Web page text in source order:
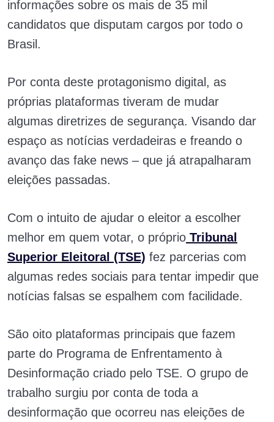
informações sobre os mais de 35 mil
candidatos que disputam cargos por todo o
Brasil.
Por conta deste protagonismo digital, as
próprias plataformas tiveram de mudar
algumas diretrizes de segurança. Visando dar
espaço as notícias verdadeiras e freando o
avanço das fake news – que já atrapalharam
eleições passadas.
Com o intuito de ajudar o eleitor a escolher
melhor em quem votar, o próprio Tribunal
Superior Eleitoral (TSE) fez parcerias com
algumas redes sociais para tentar impedir que
notícias falsas se espalhem com facilidade.
São oito plataformas principais que fazem
parte do Programa de Enfrentamento à
Desinformação criado pelo TSE. O grupo de
trabalho surgiu por conta de toda a
desinformação que ocorreu nas eleições de